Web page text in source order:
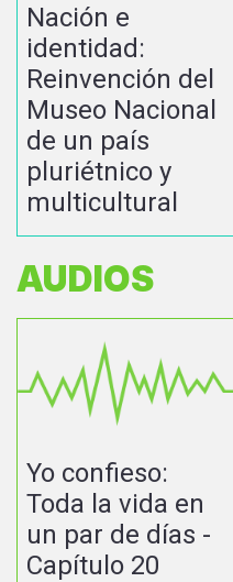
Nación e
identidad:
Reinvención del
Museo Nacional
de un país
pluriétnico y
multicultural
AUDIOS
Yo confieso:
Toda la vida en
un par de días -
Capítulo 20